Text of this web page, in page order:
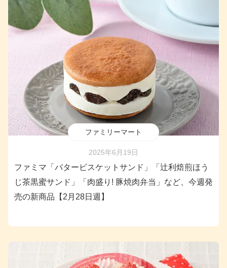
ファミリーマート
2025年6月19日
ファミマ「バタービスケットサンド」「辻利焙煎ほう
じ茶黒蜜サンド」「肉盛り! 豚焼肉弁当」など、今週発
売の新商品【2月28日週】